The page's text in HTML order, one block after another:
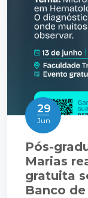
29
Jun
Pós-
Marias
gratuita
Banco